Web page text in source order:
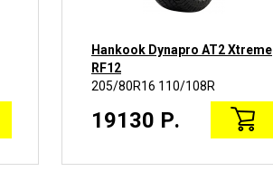
Hankook Dynapro AT2 Xtreme
RF12
205/80R16 110/108R
19130 Р.